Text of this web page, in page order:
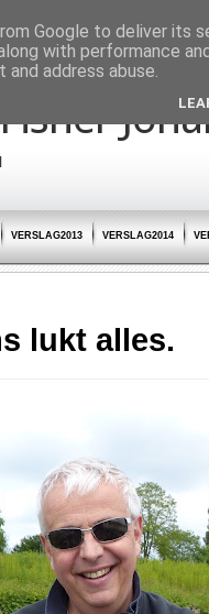
VERSLAG2013 VERSLAG2014
lukt alles.
Google to deliver its
with performance
address abuse.